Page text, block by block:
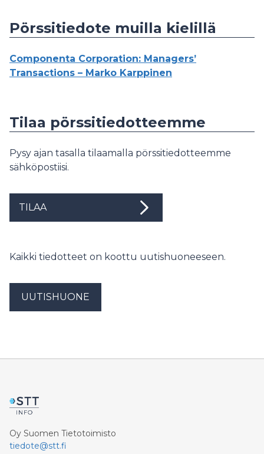
Pörssitiedote muilla kielillä
Componenta Corporation: Managers’
Transactions – Marko Karppinen
Tilaa pörssitiedotteemme
Pysy ajan tasalla tilaamalla pörssitiedotteemme
sähköpostiisi.
TILAA
Kaikki tiedotteet on koottu uutishuoneeseen.
UUTISHUONE
Oy Suomen Tietotoimisto
tiedote@stt.fi